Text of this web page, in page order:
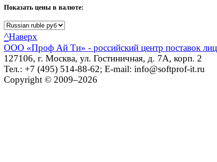
Показать цены в валюте:
^Наверх
ООО «Проф Ай Ти» - российский центр поставок
127106, г. Москва, ул. Гостиничная, д. 7А, корп. 2
Тел.: +7 (495) 514-88-62; E-mail: info@softprof-it.ru
Copyright © 2009–2026